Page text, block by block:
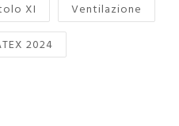
XI
Ventilazione
2024